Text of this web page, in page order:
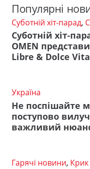
Популярні
Суботній хіт-парад,
Суботній хіт-
OMEN
Libre & Dolce Vita
Україна
Не поспішайте
поступово
важливий
Гарячі новини, Крик